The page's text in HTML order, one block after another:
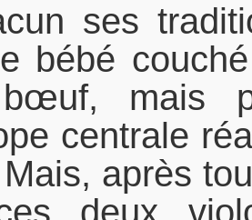
ses
bébé
mais
centrale
après
deux